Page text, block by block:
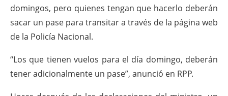
domingos, pero quienes tengan que hacerlo deberán
sacar un pase para transitar a través de la página web
de la Policía Nacional.
“Los que tienen vuelos para el día domingo, deberán
tener adicionalmente un pase”, anunció en RPP.